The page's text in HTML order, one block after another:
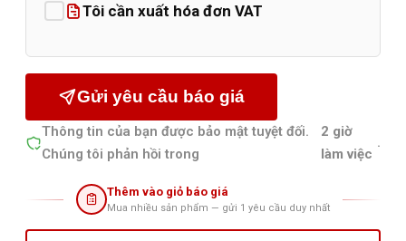
Tôi cần xuất hóa đơn VAT
Gửi yêu cầu báo giá
Thông tin của bạn được bảo mật tuyệt đối.
Chúng tôi phản hồi trong
2 giờ
làm việc
.
Thêm vào giỏ báo giá
Mua nhiều sản phẩm — gửi 1 yêu cầu duy nhất